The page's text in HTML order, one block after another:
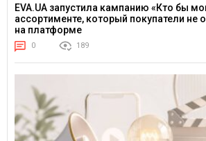
EVA.UA запустила кампанию «Кто бы
ассортименте, который покупатели не
на платформе
0 189